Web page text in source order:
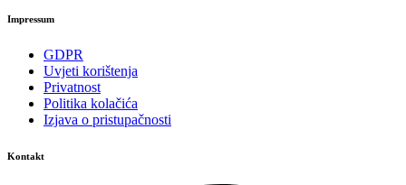
Impressum
GDPR
Uvjeti korištenja
Privatnost
Politika kolačića
Izjava o pristupačnosti
Kontakt